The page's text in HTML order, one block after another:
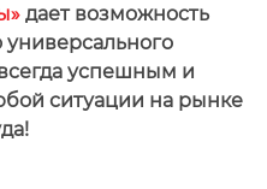
дает возможность
универсального
успешным и
ситуации на рынке